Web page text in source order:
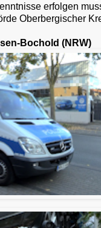
erfolgen
Oberbergischer
Bochold (NRW)